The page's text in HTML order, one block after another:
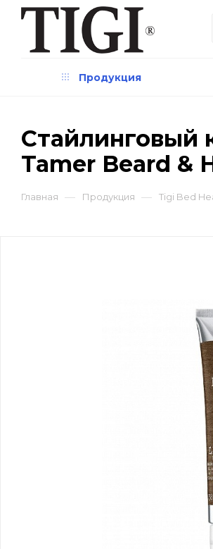
Продукция
Cтайлинговый
Tamer Beard &
Главная — Продукция — Tigi Bed